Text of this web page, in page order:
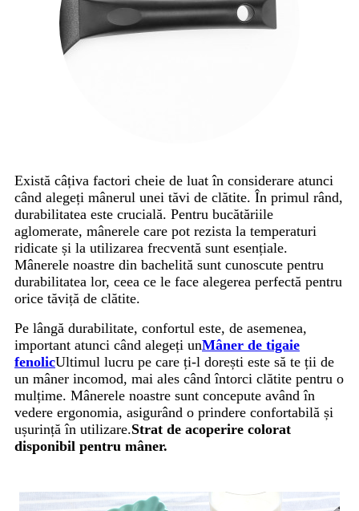
Există câțiva factori cheie de luat în considerare atunci
când alegeți mânerul unei tăvi de clătite. În primul rând,
durabilitatea este crucială. Pentru bucătăriile
aglomerate, mânerele care pot rezista la temperaturi
ridicate și la utilizarea frecventă sunt esențiale.
Mânerele noastre din bachelită sunt cunoscute pentru
durabilitatea lor, ceea ce le face alegerea perfectă pentru
orice tăviță de clătite.
Pe lângă durabilitate, confortul este, de asemenea,
important atunci când alegeți unMâner de tigaie
fenolicUltimul lucru pe care ți-l dorești este să te ții de
un mâner incomod, mai ales când întorci clătite pentru o
mulțime. Mânerele noastre sunt concepute având în
vedere ergonomia, asigurând o prindere confortabilă și
ușurință în utilizare.Strat de acoperire colorat
disponibil pentru mâner.